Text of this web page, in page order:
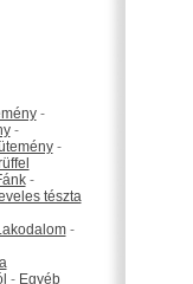
-
-
-
-
tészta
-
- Egyéb